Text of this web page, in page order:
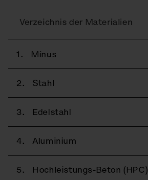
Verzeichnis der Materialien
1. Mínus
2. Stahl
3. Edelstahl
4. Aluminium
5. Hochleistungs-Beton (HPC)